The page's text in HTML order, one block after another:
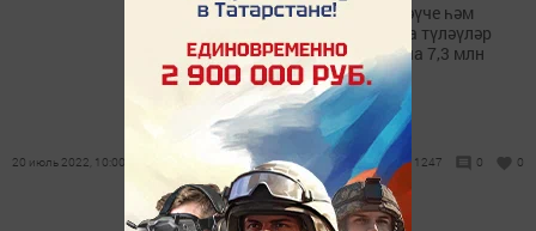
1 августтан Россиядә эшләүче һәм
эшләмәүче пенсионерларга түләүләр
индексацияләнәчәк. Якынча 7,3 млн
кешенең пенсиясе артачак.
20 июль 2022, 10:00 1247 0 0